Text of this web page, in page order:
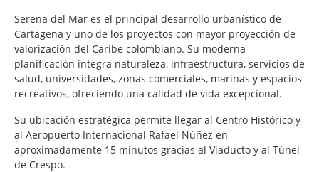
Serena del Mar es el principal desarrollo urbanístico de
Cartagena y uno de los proyectos con mayor proyección de
valorización del Caribe colombiano. Su moderna
planificación integra naturaleza, infraestructura, servicios de
salud, universidades, zonas comerciales, marinas y espacios
recreativos, ofreciendo una calidad de vida excepcional.
Su ubicación estratégica permite llegar al Centro Histórico y
al Aeropuerto Internacional Rafael Núñez en
aproximadamente 15 minutos gracias al Viaducto y al Túnel
de Crespo.